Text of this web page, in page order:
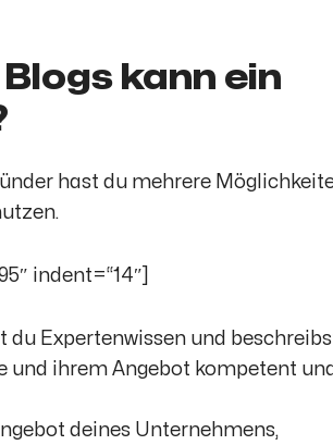
kann ein
hast du mehrere
indent=“14″]
du Expertenwissen und
und ihrem Angebot kompetent und
deines Unternehmens,